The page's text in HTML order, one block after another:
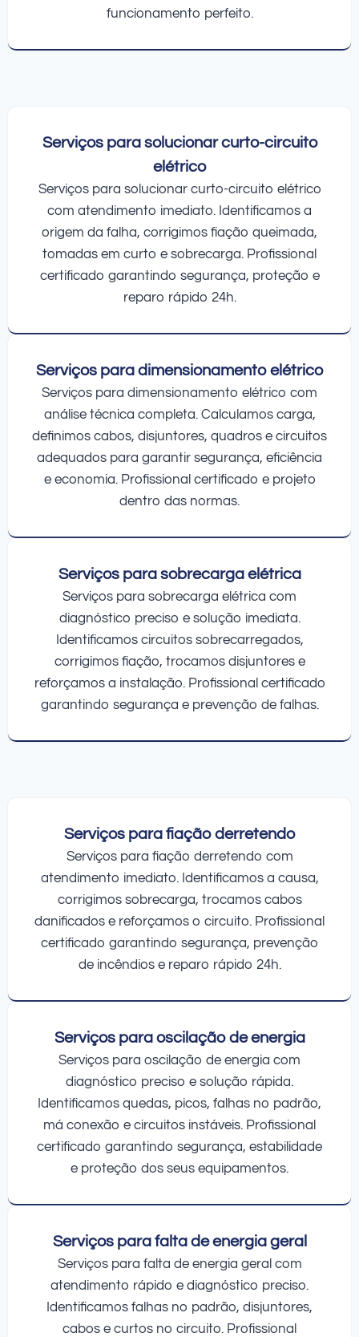
funcionamento perfeito.
Serviços para solucionar curto-circuito
elétrico
Serviços para solucionar curto-circuito elétrico
com atendimento imediato. Identificamos a
origem da falha, corrigimos fiação queimada,
tomadas em curto e sobrecarga. Profissional
certificado garantindo segurança, proteção e
reparo rápido 24h.
Serviços para dimensionamento elétrico
Serviços para dimensionamento elétrico com
análise técnica completa. Calculamos carga,
definimos cabos, disjuntores, quadros e circuitos
adequados para garantir segurança, eficiência
e economia. Profissional certificado e projeto
dentro das normas.
Serviços para sobrecarga elétrica
Serviços para sobrecarga elétrica com
diagnóstico preciso e solução imediata.
Identificamos circuitos sobrecarregados,
corrigimos fiação, trocamos disjuntores e
reforçamos a instalação. Profissional certificado
garantindo segurança e prevenção de falhas.
Serviços para fiação derretendo
Serviços para fiação derretendo com
atendimento imediato. Identificamos a causa,
corrigimos sobrecarga, trocamos cabos
danificados e reforçamos o circuito. Profissional
certificado garantindo segurança, prevenção
de incêndios e reparo rápido 24h.
Serviços para oscilação de energia
Serviços para oscilação de energia com
diagnóstico preciso e solução rápida.
Identificamos quedas, picos, falhas no padrão,
má conexão e circuitos instáveis. Profissional
certificado garantindo segurança, estabilidade
e proteção dos seus equipamentos.
Serviços para falta de energia geral
Serviços para falta de energia geral com
atendimento rápido e diagnóstico preciso.
Identificamos falhas no padrão, disjuntores,
cabos e curtos no circuito. Profissional